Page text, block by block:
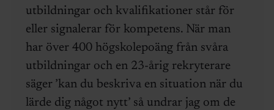
utbildningar och kvalifikationer står för
eller signalerar för kompetens. När man
har över 400 högskolepoäng från svåra
utbildningar och en 23-årig rekryterare
säger ’kan du beskriva en situation när du
lärde dig något nytt’ så undrar jag om de